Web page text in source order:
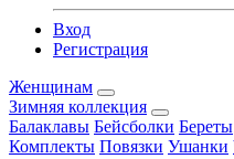
Вход
Регистрация
Женщинам
Зимняя коллекция
Балаклавы Бейсболки Береты
Комплекты Повязки Ушанки